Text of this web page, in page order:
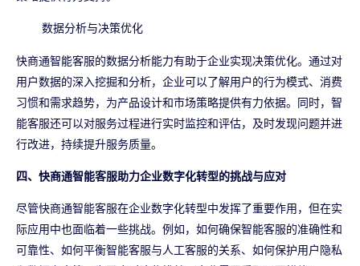
数据分析与决策优化
快商通智能客服的数据分析能力有助于企业实现决策优化。通过对
用户数据的深入挖掘和分析，企业可以了解用户的行为模式、消费
习惯和需求趋势，为产品设计和市场策略提供有力依据。同时，智
能客服还可以对服务过程进行实时监控和评估，及时发现问题并进
行改进，持续提升服务质量。
四、快商通智能客服助力企业数字化转型的挑战与应对
尽管快商通智能客服在企业数字化转型中发挥了重要作用，但在实
际应用中也面临着一些挑战。例如，如何确保智能客服的准确性和
可靠性、如何平衡智能客服与人工客服的关系、如何保护用户隐私